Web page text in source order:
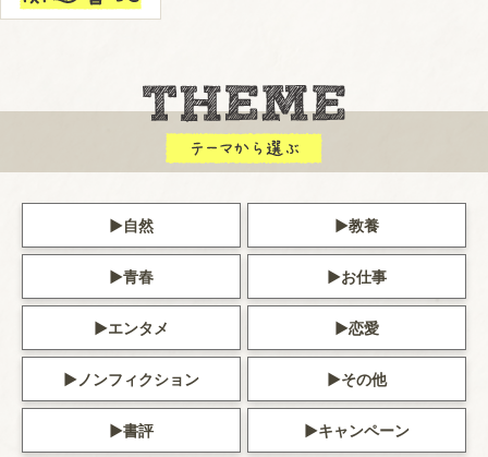
自然 教養
青春 お仕事
エンタメ 恋愛
ノンフィクション その他
書評 キャンペーン